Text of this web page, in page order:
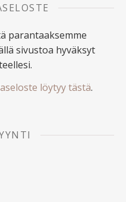
parantaaksemme
sivustoa hyväksyt
löytyy tästä.